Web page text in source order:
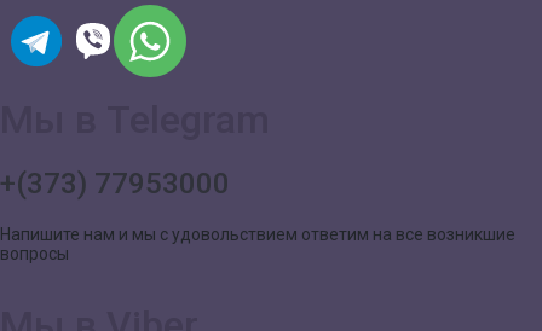
+(373) 77953000
Напишите нам и мы с удовольствием ответим на все возникшие
вопросы